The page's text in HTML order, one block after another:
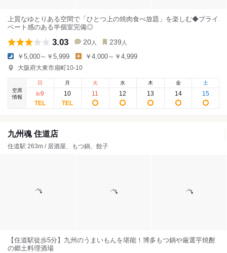
上質なゆとりある空間で「ひとつ上の焼肉食べ放題」を楽しむ◆プライ
ベート感のある半個室完備◎
3.03 20 人 239 人
￥5,000～￥5,999 ￥4,000～￥4,999
大阪府大東市扇町10-10
空席
情報
日
8/9
月
10
火
11
水
12
木
13
金
14
土
15
九州魂 住道店
住道駅 263m / 居酒屋、もつ鍋、餃子
【住道駅徒歩5分】九州のうまいもんを堪能！博多もつ鍋や厳選芋焼酎
の郷土料理酒場